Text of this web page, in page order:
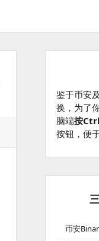
鉴于币安
换，为了
脑端按
按钮，便
币安